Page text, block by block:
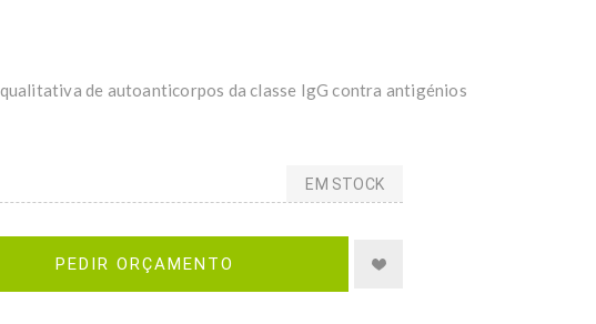
de autoanticorpos da classe IgG contra antigénios
EM STOCK
PEDIR ORÇAMENTO